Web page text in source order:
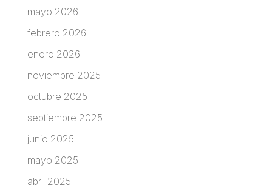
mayo 2026
febrero 2026
enero 2026
noviembre 2025
octubre 2025
septiembre 2025
junio 2025
mayo 2025
abril 2025